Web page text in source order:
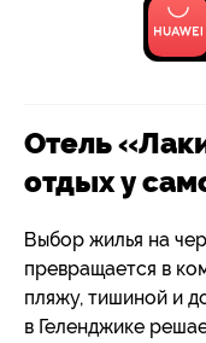
Отель
отдых у
Выбор жилья на
превращается в
пляжу, тишиной и
в Геленджике